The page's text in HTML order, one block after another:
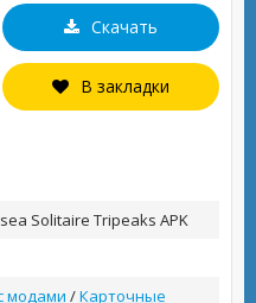
Скачать
В закладки
Solitaire Tripeaks APK
модами /Карточные